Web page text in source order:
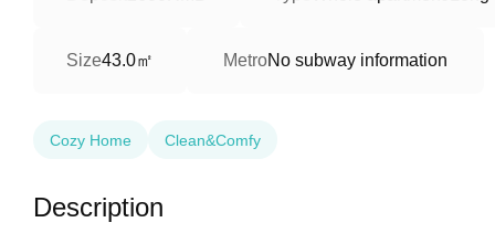
Size43.0㎡ MetroNo subway information
Cozy Home Clean&Comfy
Description